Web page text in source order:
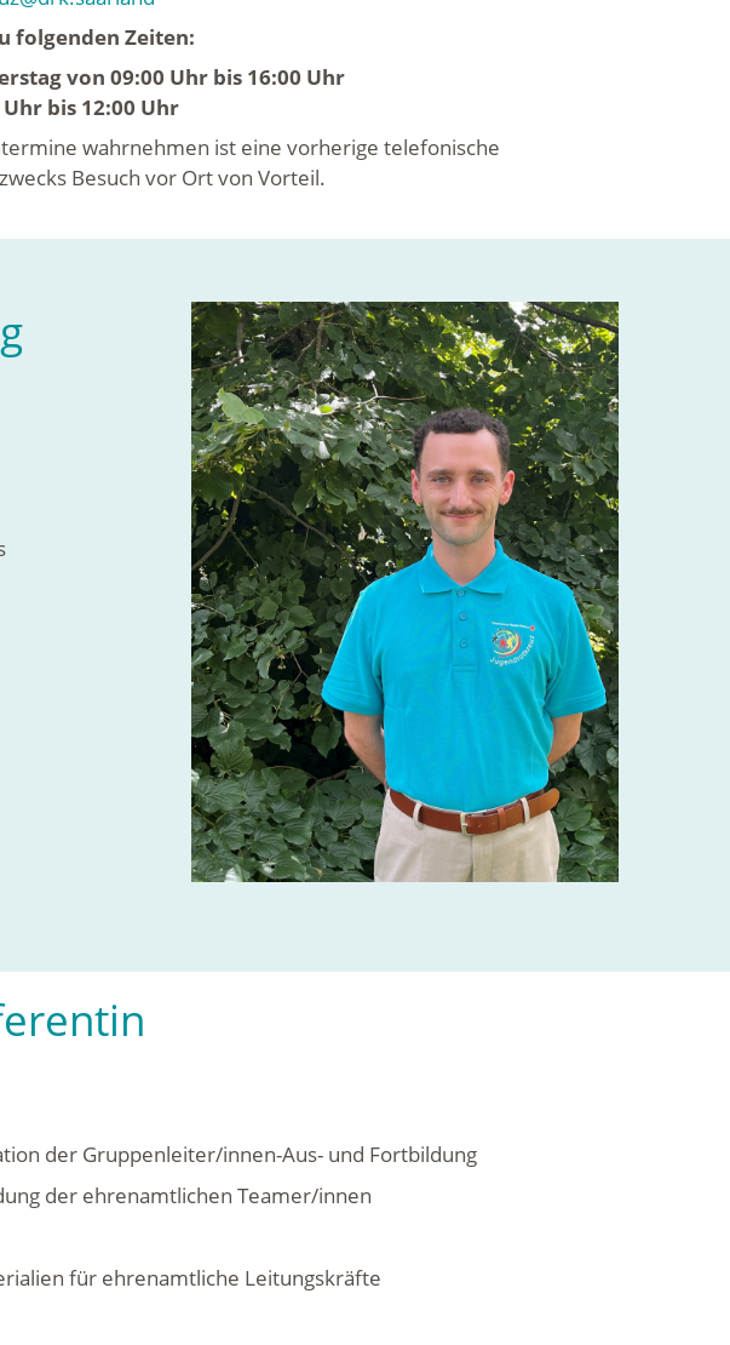
folgenden Zeiten:
von 09:00 Uhr bis 16:00 Uhr
bis 12:00 Uhr
wahrnehmen ist eine vorherige telefonische
Besuch vor Ort von Vorteil.
der Gruppenleiter/innen-Aus- und Fortbildung
der ehrenamtlichen Teamer/innen
für ehrenamtliche Leitungskräfte